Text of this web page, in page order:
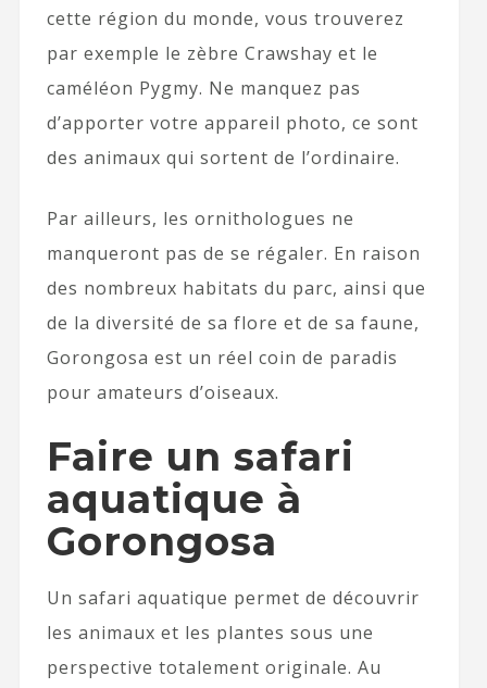
cette région du monde, vous trouverez
par exemple le zèbre Crawshay et le
caméléon Pygmy. Ne manquez pas
d’apporter votre appareil photo, ce sont
des animaux qui sortent de l’ordinaire.
Par ailleurs, les ornithologues ne
manqueront pas de se régaler. En raison
des nombreux habitats du parc, ainsi que
de la diversité de sa flore et de sa faune,
Gorongosa est un réel coin de paradis
pour amateurs d’oiseaux.
Faire un safari
aquatique à
Gorongosa
Un safari aquatique permet de découvrir
les animaux et les plantes sous une
perspective totalement originale. Au